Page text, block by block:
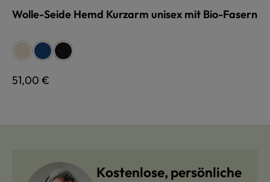
Wolle-Seide Hemd Kurzarm unisex mit Bio-Fasern
Farbe auswählen
naturweißdunkelblau
schwarz
Regulärer Preis:
51,00 €
Kostenlose, persönliche